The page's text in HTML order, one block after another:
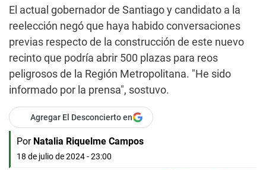
El actual gobernador de Santiago y candidato a la
reelección negó que haya habido conversaciones
previas respecto de la construcción de este nuevo
recinto que podría abrir 500 plazas para reos
peligrosos de la Región Metropolitana. "He sido
informado por la prensa", sostuvo.
Agregar El Desconcierto en
Por Natalia Riquelme Campos
18 de julio de 2024 - 23:00